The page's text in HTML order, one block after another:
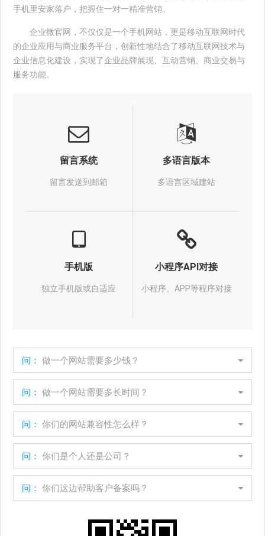
手机里安家落户，把握住一对一精准营销。
企业微官网，不仅仅是一个手机网站，更是移动互联网时代
的企业应用与商业服务平台，创新性地结合了移动互联网技术与
企业信息化建设，实现了企业品牌展现、互动营销、商业交易与
服务功能。
留言系统
留言发送到邮箱
多语言版本
多语言区域建站
手机版
独立手机版或自适应
小程序API对接
小程序、APP等程序对接
问： 做一个网站需要多少钱？
问： 做一个网站需要多长时间？
问： 你们的网站兼容性怎么样？
问： 你们是个人还是公司？
问： 你们这边帮助客户备案吗？